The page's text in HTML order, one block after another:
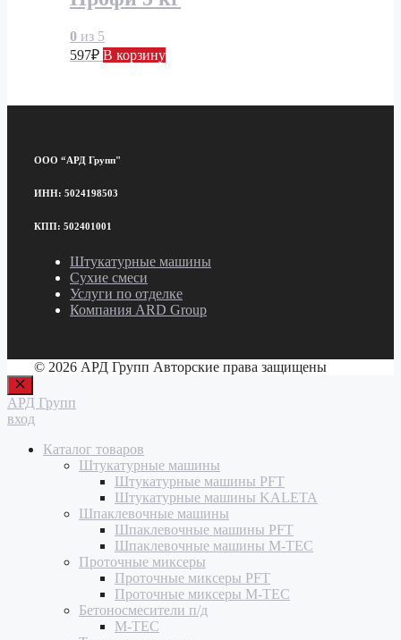
0 из 5
597₽ В корзину
ООО “АРД Групп"
ИНН: 5024198503
КПП: 502401001
Штукатурные машины
Сухие смеси
Услуги по отделке
Компания ARD Group
© 2026 АРД Групп Авторские права защищены
Закрыть
АРД Групп
вход
Каталог товаров
Штукатурные машины
Штукатурные машины PFT
Штукатурные машины KALETA
Шпаклевочные машины
Шпаклевочные машины PFT
Шпаклевочные машины M-TEC
Проточные миксеры
Проточные миксеры PFT
Проточные миксеры M-TEC
Бетоносмесители п/д
M-TEC